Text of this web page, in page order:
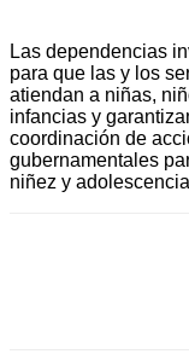
Las dependencias
para que las y los
atiendan a niñas,
infancias y
coordinación de
gubernamentales
niñez y